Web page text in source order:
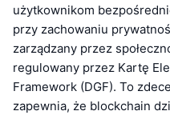
użytkownikom
przy zachowaniu
zarządzany przez
regulowany przez Kartę
Framework (DGF). To
zapewnia, że blockchain